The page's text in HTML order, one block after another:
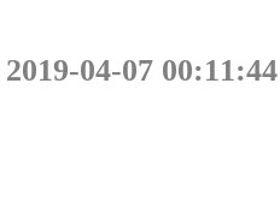
2019-04-07 00:11:44